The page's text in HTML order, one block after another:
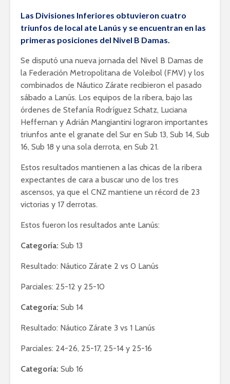
Las Divisiones Inferiores obtuvieron cuatro
triunfos de local ate Lanús y se encuentran en las
primeras posiciones del Nivel B Damas.
Se disputó una nueva jornada del Nivel B Damas de
la Federación Metropolitana de Voleibol (FMV) y los
combinados de Náutico Zárate recibieron el pasado
sábado a Lanús. Los equipos de la ribera, bajo las
órdenes de Stefanía Rodríguez Schatz, Luciana
Heffernan y Adrián Mangiantini lograron importantes
triunfos ante el granate del Sur en Sub 13, Sub 14, Sub
16, Sub 18 y una sola derrota, en Sub 21.
Estos resultados mantienen a las chicas de la ribera
expectantes de cara a buscar uno de los tres
ascensos, ya que el CNZ mantiene un récord de 23
victorias y 17 derrotas.
Estos fueron los resultados ante Lanús:
Categoría: Sub 13
Resultado: Náutico Zárate 2 vs 0 Lanús
Parciales: 25-12 y 25-10
Categoría: Sub 14
Resultado: Náutico Zárate 3 vs 1 Lanús
Parciales: 24-26, 25-17, 25-14 y 25-16
Categoría: Sub 16